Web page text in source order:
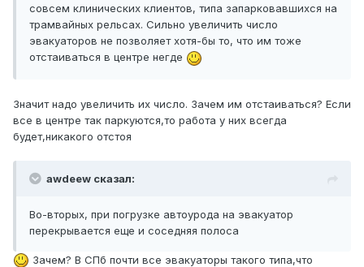
совсем клинических клиентов, типа запарковавшихся на
трамвайных рельсах. Сильно увеличить число
эвакуаторов не позволяет хотя-бы то, что им тоже
отстаиваться в центре негде
Значит надо увеличить их число. Зачем им отстаиваться? Если
все в центре так паркуются,то работа у них всегда
будет,никакого отстоя
awdeew сказал:
Во-вторых, при погрузке автоурода на эвакуатор
перекрывается еще и соседняя полоса
Зачем? В СПб почти все эвакуаторы такого типа,что